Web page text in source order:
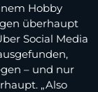
Hobby
überhaupt
Social Media
– und nur
„Also